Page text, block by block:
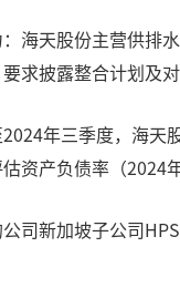
海天股份主营供排
求披露整合计划及
年三季度，海
资产负债率（2024
司新加坡子公司